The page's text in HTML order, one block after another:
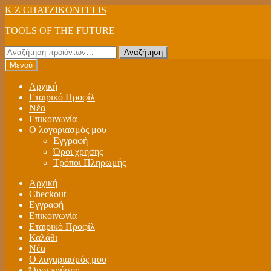
Απευθείας
στην
Μετάβαση
περιεχόμενο
K Z CHATZIKONTELIS
TOOLS OF THE FUTURE
Αναζήτηση
για:
Αναζήτηση
Μενού
Αρχική
Εταιρικό Προφίλ
Νέα
Επικοινωνία
Ο λογαριασμός μου
Εγγραφή
Όροι χρήσης
Τρόποι Πληρωμής
Αρχική
Checkout
Εγγραφή
Επικοινωνία
Εταιρικό Προφίλ
Καλάθι
Νέα
Ο λογαριασμός μου